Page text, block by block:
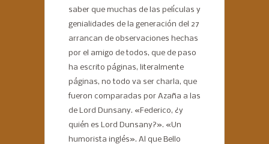
saber que muchas de las películas y
genialidades de la generación del 27
arrancan de observaciones hechas
por el amigo de todos, que de paso
ha escrito páginas, literalmente
páginas, no todo va ser charla, que
fueron comparadas por Azaña a las
de Lord Dunsany. «Federico, ¿y
quién es Lord Dunsany?». «Un
humorista inglés». Al que Bello